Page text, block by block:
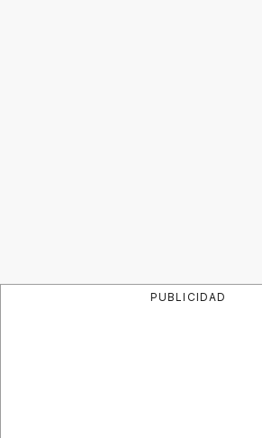
PUBLICIDAD